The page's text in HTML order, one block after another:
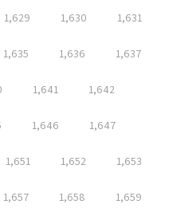
1,629 1,630 1,631
1,635 1,636 1,637
1,641 1,642
1,646 1,647
1,651 1,652 1,653
1,657 1,658 1,659